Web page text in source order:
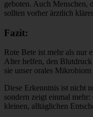
geboten. Auch Menschen,
sollten vorher ärztlich
Fazit:
Rote Bete ist mehr als nur
Alter helfen, den
sie unser orales
Diese Erkenntnis ist nicht
sondern zeigt einmal
kleinen, alltäglichen